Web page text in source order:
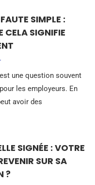
SIMPLE :
CELA SIGNIFIE
une question souvent
les employeurs. En
avoir des
SIGNÉE : VOTRE
SUR SA
?